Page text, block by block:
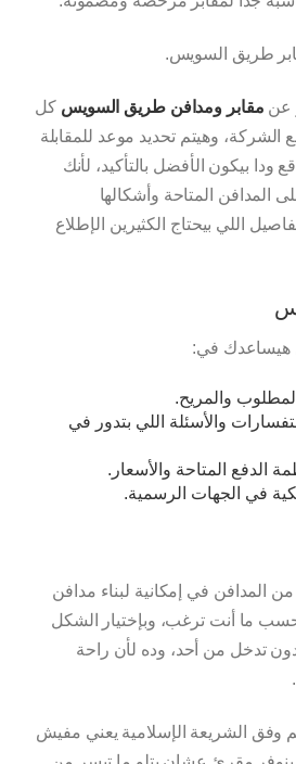
طريق السويس.
عن مقابر ومدافن طريق السويس كل
الشركة، وهيتم تحديد موعد للمقابلة
ودا بيكون الأفضل بالتأكيد، لأنك
المتاحة وأشكالها
اللي بيحتاج الكثيرين الإطلاع
هيساعدك في:
والمريح.
والأسئلة اللي بتدور في
الدفع المتاحة والأسعار.
في الجهات الرسمية.
في إمكانية لبناء مدافن
ما أنت ترغب، وبإختيار الشكل
تدخل من أحد، وده لأن راحة
وفق الشريعة الإسلامية يعني مفيش